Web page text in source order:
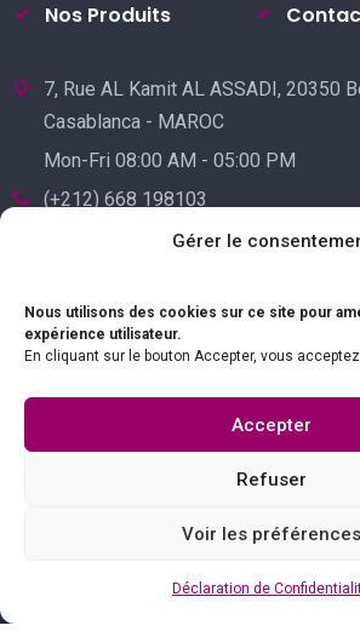
Gérer le
Nous utilisons des cookies sur ce site pour
expérience utilisateur.
En cliquant sur le bouton Accepter, vous
Accepter
Refuser
Voir les préférences
Déclaration de
Nos Produits
7, Rue AL Kamit AL ASSADI, 20350
Casablanca - MAROC
Mon-Fri 08:00 AM - 05:00 PM
(+212) 668 198103
(+212) 522 241455